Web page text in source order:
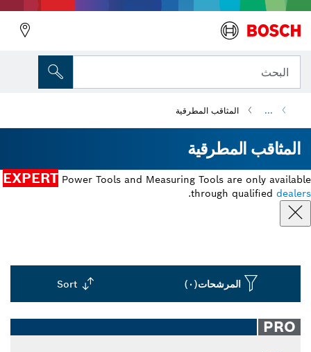
البحث
... المثاقب المطرقية
المثاقب المطرقية
EXPERT Power Tools and Measuring Tools are only available
through qualified dealers
.
المرشحات(٠) Sort
closed
PRO